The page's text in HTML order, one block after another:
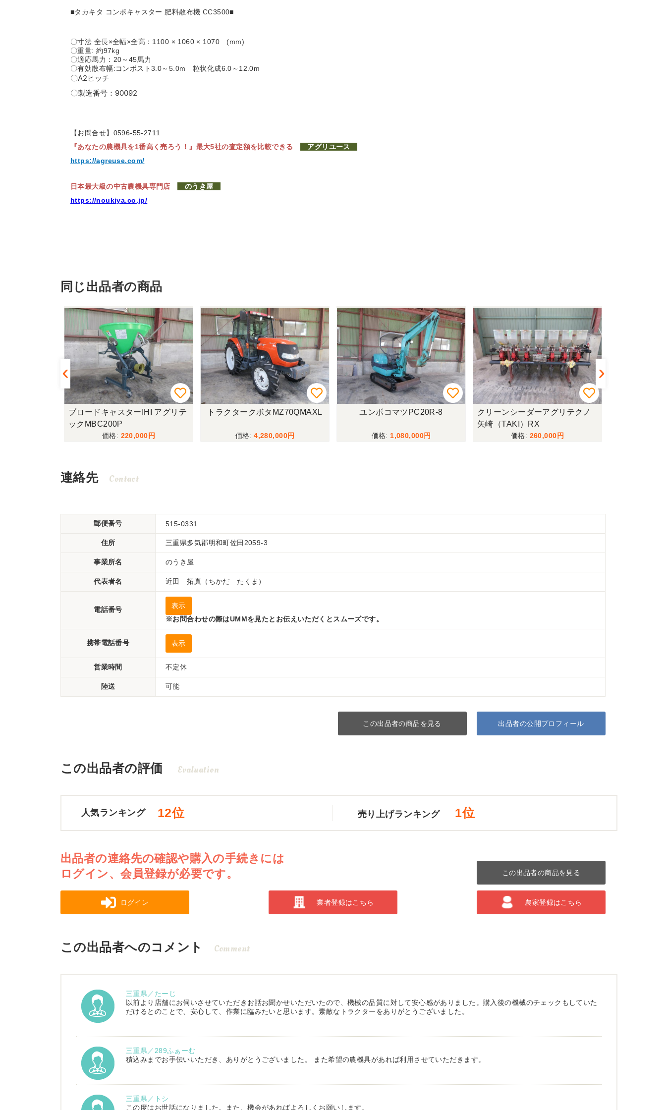
■タカキタ コンポキャスター 肥料散布機 CC3500■
〇寸法 全長×全幅×全高：1100 × 1060 × 1070 (mm)
〇重量: 約97kg
〇適応馬力：20～45馬力
〇有効散布幅:コンポスト3.0～5.0m 粒状化成6.0～12.0m
〇A2ヒッチ
〇製造番号：90092
【お問合せ】0596-55-2711
『あなたの農機具を1番高く売ろう！』 最大5社の査定額を比較できる
アグリユース
https://agreuse.com/
日本最大級の中古農機具専門店
のうき屋
https://noukiya.co.jp/
同じ出品者の商品
ブロードキャスターIHI アグリテ
ックMBC200P
220,000
トラクタークボタMZ70QMAXL
4,280,000
ユンボコマツPC20R-8
1,080,000
クリーンシーダーアグリテクノ
矢崎（TAKI）RX
260,000
連絡先 Contact
郵便番号 515-0331
住所 三重県多気郡明和町佐田2059-3
事業所名 のうき屋
代表者名 近田 拓真（ちかだ たくま）
電話番号
表示
※お問合わせの際はUMMを見たとお伝えいただくとスムーズです。
携帯電話番号 表示
営業時間 不定休
陸送 可能
この出品者の商品を見る 出品者の公開プロフィール
この出品者の評価 Evaluation
人気ランキング 12位 売り上げランキング 1位
出品者の連絡先の確認や購入の手続きには
ログイン、会員登録が必要です。
この出品者の商品を見る
ログイン 業者登録はこちら 農家登録はこちら
この出品者へのコメント Comment
三重県／たーじ
以前より店舗にお伺いさせていただきお話お聞かせいただいたので、機械の品質に対して安心感がありました。購入後の機械のチェックもしていた
だけるとのことで、安心して、作業に臨みたいと思います。素敵なトラクターをありがとうございました。
三重県／289ふぁーむ
積込みまでお手伝いいただき、ありがとうございました。 また希望の農機具があれば利用させていただきます。
三重県／トシ
この度はお世話になりました。また、機会があればよろしくお願いします。